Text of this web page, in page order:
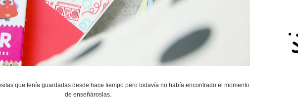
que tenía guardadas desde hace tiempo pero todavía no había encontrado el momento
de enseñároslas.